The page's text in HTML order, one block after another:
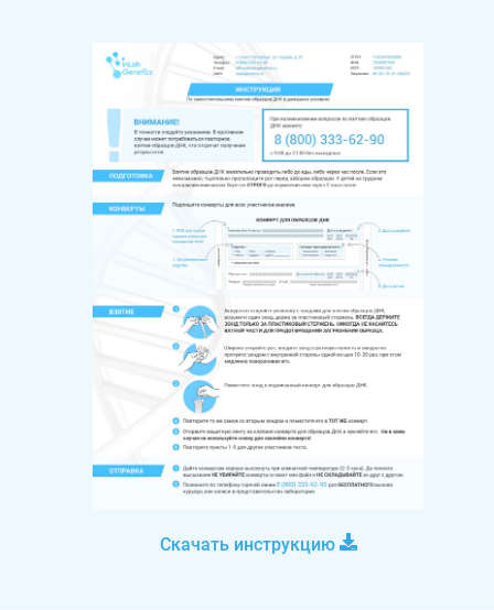
Скачать инструкцию